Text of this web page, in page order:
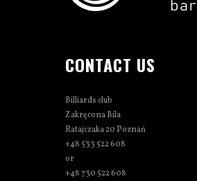
CONTACT US
Billiards club
Zakręcona Bila
Ratajczaka 20 Poznań
+48 533 522 608
or
+48 730 522 608